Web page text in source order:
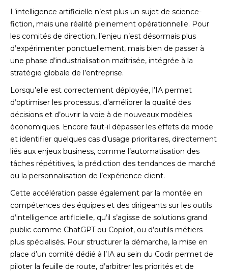
L’intelligence artificielle n’est plus un sujet de science-
fiction, mais une réalité pleinement opérationnelle. Pour
les comités de direction, l’enjeu n’est désormais plus
d’expérimenter ponctuellement, mais bien de passer à
une phase d’industrialisation maîtrisée, intégrée à la
stratégie globale de l’entreprise.
Lorsqu’elle est correctement déployée, l’IA permet
d’optimiser les processus, d’améliorer la qualité des
décisions et d’ouvrir la voie à de nouveaux modèles
économiques. Encore faut-il dépasser les effets de mode
et identifier quelques cas d’usage prioritaires, directement
liés aux enjeux business, comme l’automatisation des
tâches répétitives, la prédiction des tendances de marché
ou la personnalisation de l’expérience client.
Cette accélération passe également par la montée en
compétences des équipes et des dirigeants sur les outils
d’intelligence artificielle, qu’il s’agisse de solutions grand
public comme ChatGPT ou Copilot, ou d’outils métiers
plus spécialisés. Pour structurer la démarche, la mise en
place d’un comité dédié à l’IA au sein du Codir permet de
piloter la feuille de route, d’arbitrer les priorités et de